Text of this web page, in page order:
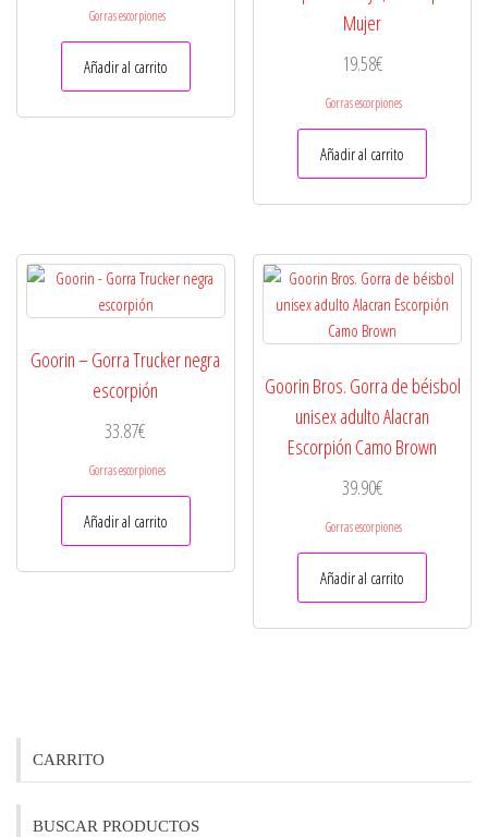
Gorras escorpiones
Añadir al carrito
Mujer
19.58€
Gorras escorpiones
Añadir al carrito
Goorin – Gorra Trucker negra
escorpión
33.87€
Gorras escorpiones
Añadir al carrito
Goorin Bros. Gorra de béisbol
unisex adulto Alacran
Escorpión Camo Brown
39.90€
Gorras escorpiones
Añadir al carrito
CARRITO
BUSCAR PRODUCTOS